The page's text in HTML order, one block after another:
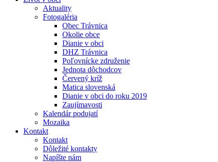
Aktuality
Fotogaléria
Obec Trávnica
Okolie obce
Dianie v obci
DHZ Trávnica
Poľovnícke združenie
Jednota dôchodcov
Červený kríž
Matica slovenská
Dianie v obci do roku 2019
Zaujímavosti
Kalendár podujatí
Mozaika
Kontakt
Kontakt
Dôležité kontakty
Napíšte nám